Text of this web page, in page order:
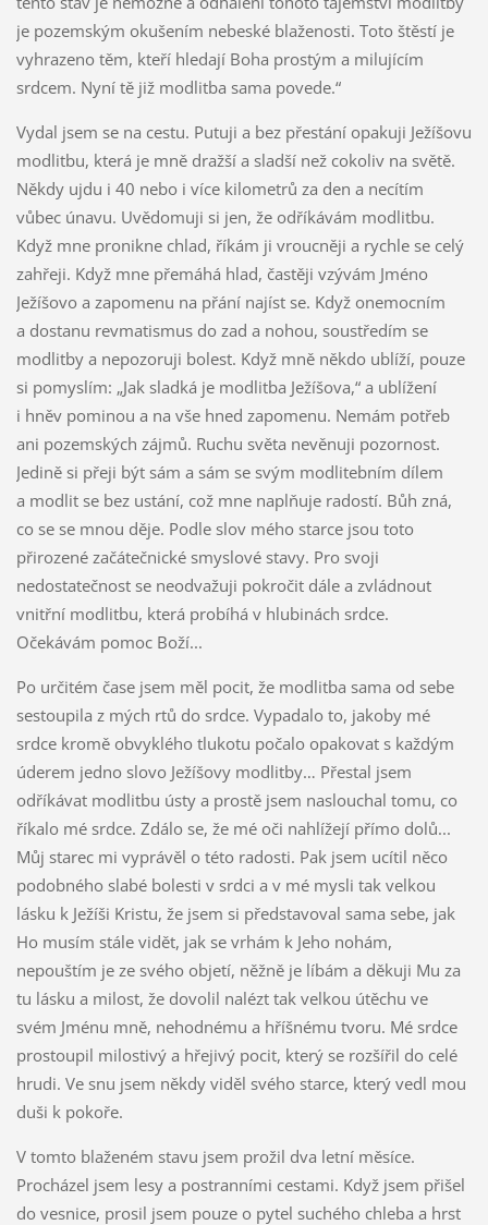
je pozemským okušením nebeské blaženosti. Toto štěstí je
vyhrazeno těm, kteří hledají Boha prostým a milujícím
srdcem. Nyní tě již modlitba sama povede.“
Vydal jsem se na cestu. Putuji a bez přestání opakuji Ježíšovu
modlitbu, která je mně dražší a sladší než cokoliv na světě.
Někdy ujdu i 40 nebo i více kilometrů za den a necítím
vůbec únavu. Uvědomuji si jen, že odříkávám modlitbu.
Když mne pronikne chlad, říkám ji vroucněji a rychle se celý
zahřeji. Když mne přemáhá hlad, častěji vzývám Jméno
Ježíšovo a zapomenu na přání najíst se. Když onemocním
a dostanu revmatismus do zad a nohou, soustředím se
modlitby a nepozoruji bolest. Když mně někdo ublíží, pouze
si pomyslím: „Jak sladká je modlitba Ježíšova,“ a ublížení
i hněv pominou a na vše hned zapomenu. Nemám potřeb
ani pozemských zájmů. Ruchu světa nevěnuji pozornost.
Jedině si přeji být sám a sám se svým modlitebním dílem
a modlit se bez ustání, což mne naplňuje radostí. Bůh zná,
co se se mnou děje. Podle slov mého starce jsou toto
přirozené začátečnické smyslové stavy. Pro svoji
nedostatečnost se neodvažuji pokročit dále a zvládnout
vnitřní modlitbu, která probíhá v hlubinách srdce.
Očekávám pomoc Boží...
Po určitém čase jsem měl pocit, že modlitba sama od sebe
sestoupila z mých rtů do srdce. Vypadalo to, jakoby mé
srdce kromě obvyklého tlukotu počalo opakovat s každým
úderem jedno slovo Ježíšovy modlitby… Přestal jsem
odříkávat modlitbu ústy a prostě jsem naslouchal tomu, co
říkalo mé srdce. Zdálo se, že mé oči nahlížejí přímo dolů...
Můj starec mi vyprávěl o této radosti. Pak jsem ucítil něco
podobného slabé bolesti v srdci a v mé mysli tak velkou
lásku k Ježíši Kristu, že jsem si představoval sama sebe, jak
Ho musím stále vidět, jak se vrhám k Jeho nohám,
nepouštím je ze svého objetí, něžně je líbám a děkuji Mu za
tu lásku a milost, že dovolil nalézt tak velkou útěchu ve
svém Jménu mně, nehodnému a hříšnému tvoru. Mé srdce
prostoupil milostivý a hřejivý pocit, který se rozšířil do celé
hrudi. Ve snu jsem někdy viděl svého starce, který vedl mou
duši k pokoře.
V tomto blaženém stavu jsem prožil dva letní měsíce.
Procházel jsem lesy a postranními cestami. Když jsem přišel
do vesnice, prosil jsem pouze o pytel suchého chleba a hrst